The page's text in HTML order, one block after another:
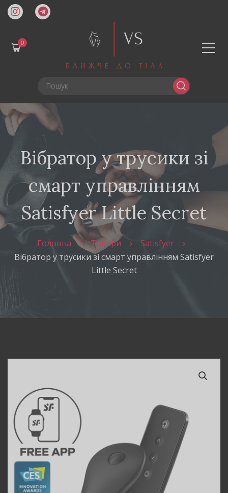
0
Вібратор у трусики зі
смарт управлінням
Satisfyer Little Secret
Головна Товари
Satisfyer
Вібратор у трусики зі смарт управлінням Satisfyer
Little Secret